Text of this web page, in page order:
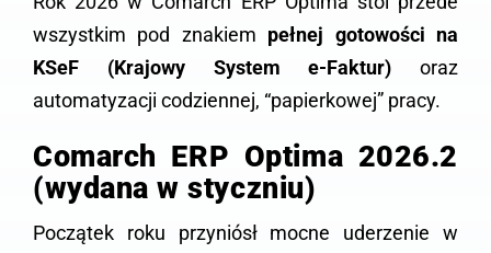
wszystkim pod znakiem pełnej gotowości na
KSeF (Krajowy System e-Faktur) oraz
automatyzacji codziennej, “papierkowej” pracy.
Comarch ERP Optima 2026.2
(wydana w styczniu)
Początek roku przyniósł mocne uderzenie w